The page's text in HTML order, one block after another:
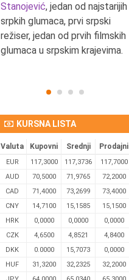
Stanojević, jedan od najstarijih
srpkih glumaca, prvi srpski
režiser, jedan od prvih filmskih
glumaca u srpskim krajevima.
KURSNA LISTA
Valuta Kupovni Srednji Prodajni
EUR 117,3000 117,3736
117,7000
AUD
70,5000 71,9765
72,2000
CAD
71,4000 73,2699
73,4000
CNY
14,7100 15,1585
15,1500
HRK
0,0000 0,0000
0,0000
CZK
4,6500 4,8521
4,8400
DKK
0.0000 15,7073
0,0000
HUF
31,3200 32,2325
32,2000